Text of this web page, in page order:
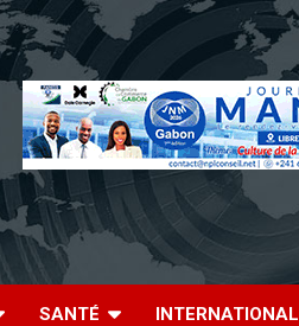
SANTÉ INTERNATIONAL